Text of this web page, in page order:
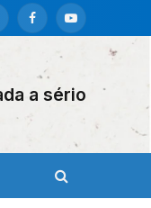
FacebookYouTube
a sério